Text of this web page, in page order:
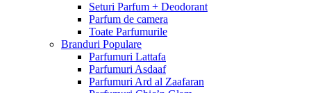
Seturi Parfum + Deodorant
Parfum de camera
Toate Parfumurile
Branduri Populare
Parfumuri Lattafa
Parfumuri Asdaaf
Parfumuri Ard al Zaafaran